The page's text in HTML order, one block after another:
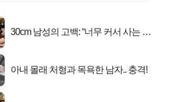
30cm 남성의 고백: “너무 커서 사는 게
아내 몰래 처형과 목욕한 남자.. 충격!